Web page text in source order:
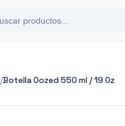
/Botella Oozed 550 ml / 19 Oz